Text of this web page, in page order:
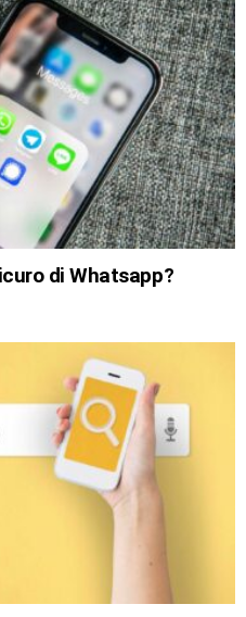
di Whatsapp?